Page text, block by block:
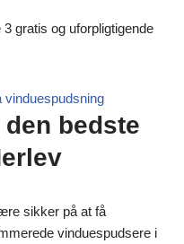
gratis og uforpligtigende
vinduespudsning
bedste
sikker på at få
vinduespudsere i